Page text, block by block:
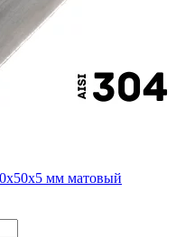
мм матовый